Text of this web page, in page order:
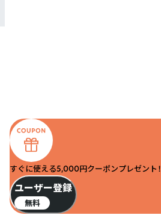
すぐに使える5,000円クーポンプレゼント！
ユーザー登録
無料